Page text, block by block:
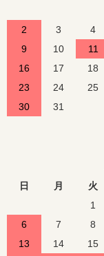
2
3 4
9
10 11
16
17 18
23
24 25
30
31
日
月 火
1
6
7 8
13
14 15